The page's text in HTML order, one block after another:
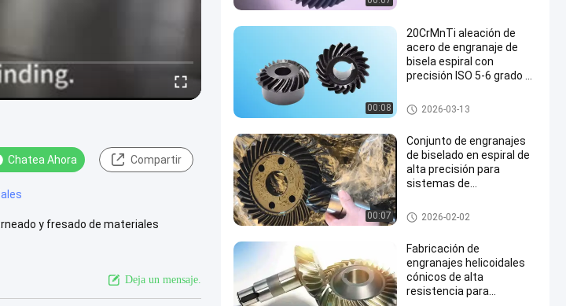
Chatea Ahora Compartir
y fresado de materiales
Deja un mensaje.
00:08
20CrMnTi aleación de
acero de engranaje de
bisela espiral con
precisión ISO 5-6 grado y
transmisión en ángulo
recto
Los engranajes industriales a
medida
2026-03-13
00:07
Conjunto de engranajes
de biselado en espiral de
alta precisión para
sistemas de
de ángulo recto
Equipo de molienda
2026-02-02
Fabricación de
engranajes helicoidales
cónicos de alta
resistencia para